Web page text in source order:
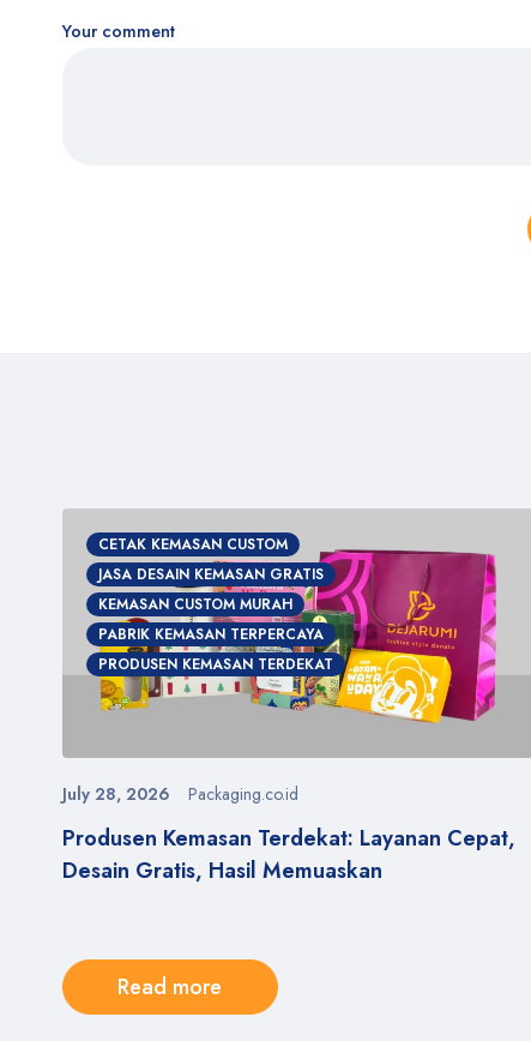
Your comment
CETAK KEMASAN CUSTOM
JASA DESAIN KEMASAN GRATIS
KEMASAN CUSTOM MURAH
PABRIK KEMASAN TERPERCAYA
PRODUSEN KEMASAN TERDEKAT
Produsen Kemasan Terdekat: Layanan Cepat,
Desain Gratis, Hasil Memuaskan
July 28, 2026 Packaging.co.id
Read more